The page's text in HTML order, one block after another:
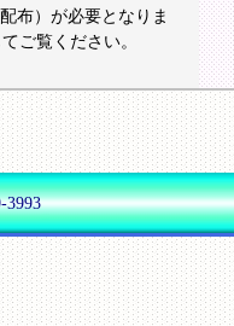
布）が必要となりま
てご覧ください。
3993